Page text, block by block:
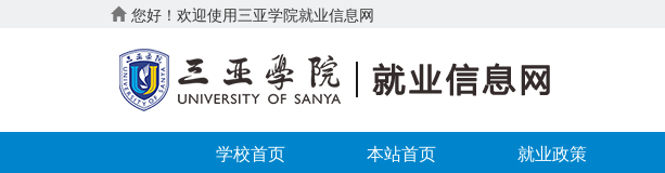
您好！欢迎使用三亚学院就业信息网
学校首页 本站首页 就业政策